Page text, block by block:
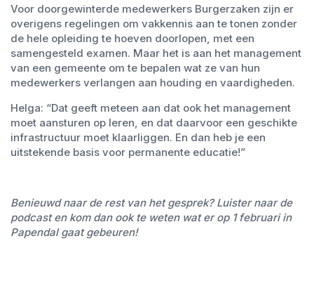
Voor doorgewinterde medewerkers Burgerzaken zijn er
overigens regelingen om vakkennis aan te tonen zonder
de hele opleiding te hoeven doorlopen, met een
samengesteld examen. Maar het is aan het management
van een gemeente om te bepalen wat ze van hun
medewerkers verlangen aan houding en vaardigheden.
Helga: “Dat geeft meteen aan dat ook het management
moet aansturen op leren, en dat daarvoor een geschikte
infrastructuur moet klaarliggen. En dan heb je een
uitstekende basis voor permanente educatie!”
Benieuwd naar de rest van het gesprek? Luister naar de
podcast en kom dan ook te weten wat er op 1 februari in
Papendal gaat gebeuren!